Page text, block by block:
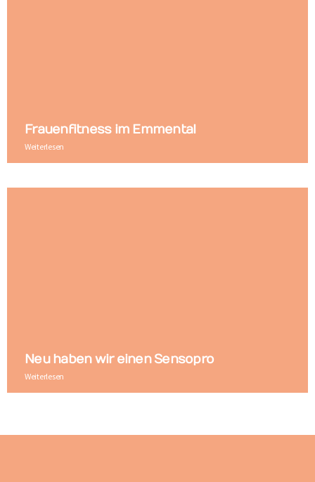
Frauenfitness im Emmental
Weiterlesen
Neu haben wir einen Sensopro
Weiterlesen